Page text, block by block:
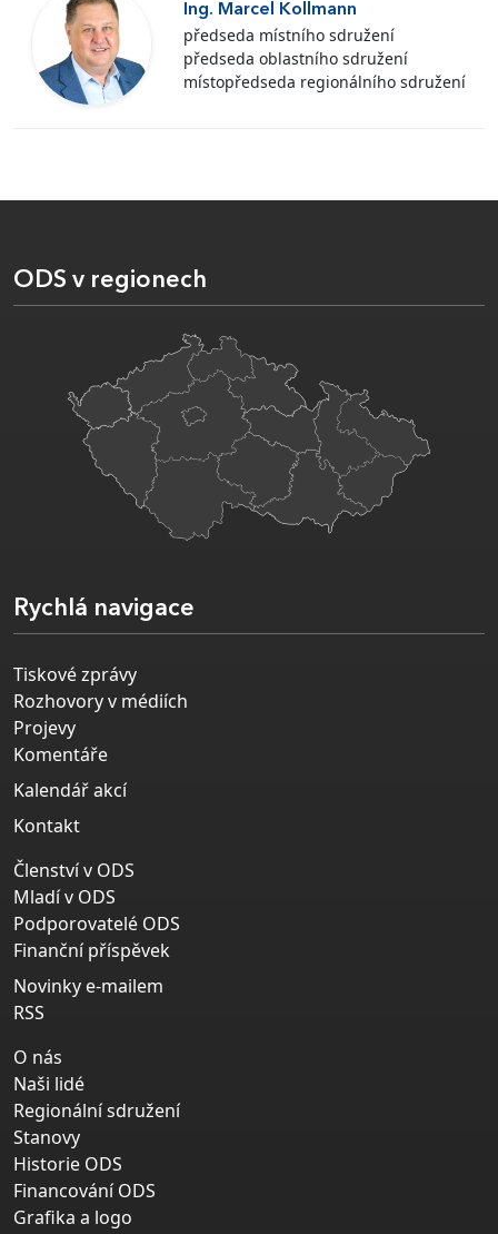
Ing. Marcel Kollmann
předseda místního sdružení
předseda oblastního sdružení
místopředseda regionálního sdružení
ODS v regionech
Rychlá navigace
Tiskové zprávy
Rozhovory v médiích
Projevy
Komentáře
Kalendář akcí
Kontakt
Členství v ODS
Mladí v ODS
Podporovatelé ODS
Finanční příspěvek
Novinky e-mailem
RSS
O nás
Naši lidé
Regionální sdružení
Stanovy
Historie ODS
Financování ODS
Grafika a logo